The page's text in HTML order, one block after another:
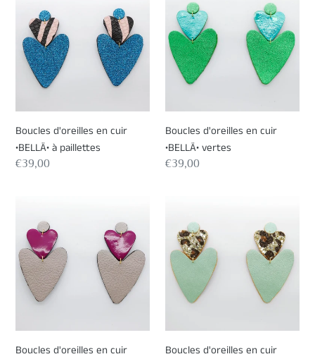
cuir
•BELLÄ•
paillettes
Boucles d'oreilles en cuir
•BELLÄ• à paillettes
Prix
€39,00
en
cuir
•BELLÄ•
vertes
Boucles d'oreilles en cuir
•BELLÄ• vertes
Prix
€39,00
d'oreilles
en
cuir
•BELLÄ•
bicolores
Boucles d'oreilles en cuir
d'oreilles
en
cuir
•BELLÄ•
paillettes
Boucles d'oreilles en cuir